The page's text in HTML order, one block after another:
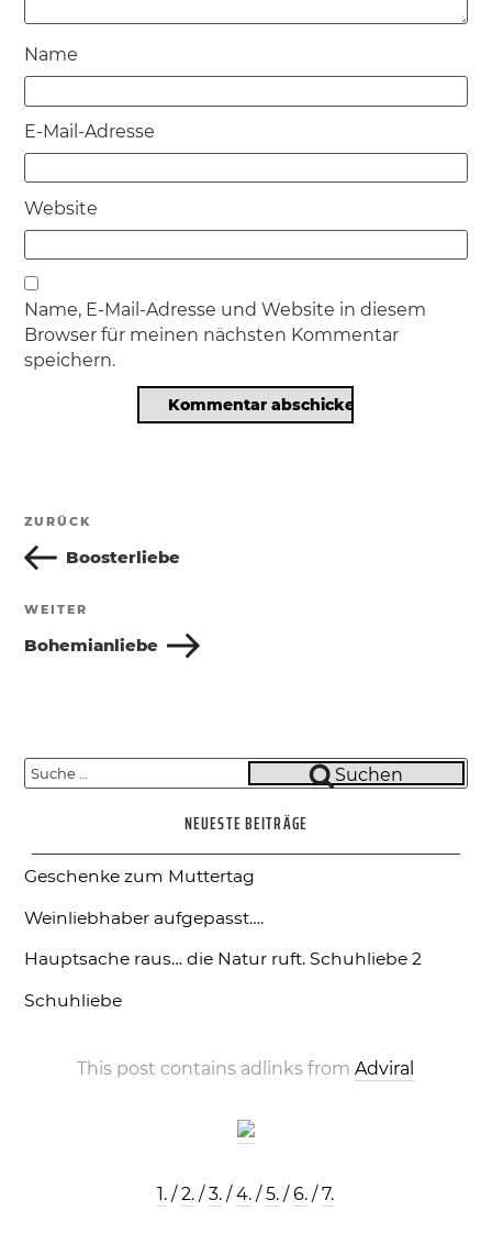
Name
E-Mail-Adresse
Website
Name, E-Mail-Adresse und Website in diesem
Browser für meinen nächsten Kommentar
speichern.
Beitragsnavigation
Vorheriger
Beitrag
ZURÜCK
Boosterliebe
Nächster
Beitrag
WEITER
Bohemianliebe
Suche
nach:
Suchen
NEUESTE BEITRÄGE
Geschenke zum Muttertag
Weinliebhaber aufgepasst….
Hauptsache raus… die Natur ruft. Schuhliebe 2
Schuhliebe
This post contains adlinks fromAdviral
1. /2. /3. /4. /5. /6. /7.